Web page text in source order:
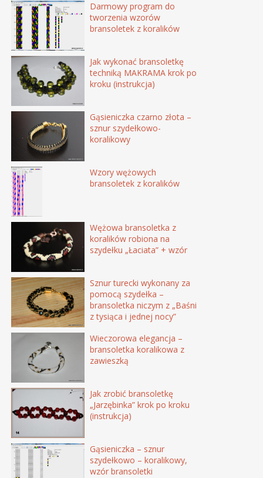
Darmowy program do
tworzenia wzorów
bransoletek z koralików
Jak wykonać bransoletkę
techniką MAKRAMA krok po
kroku (instrukcja)
Gąsieniczka czarno złota –
sznur szydełkowo-
koralikowy
Wzory wężowych
bransoletek z koralików
Wężowa bransoletka z
koralików robiona na
szydełku „Łaciata” + wzór
Sznur turecki wykonany za
pomocą szydełka –
bransoletka niczym z „Baśni
z tysiąca i jednej nocy”
Wieczorowa elegancja –
bransoletka koralikowa z
zawieszką
Jak zrobić bransoletkę
„Jarzębinka” krok po kroku
(instrukcja)
Gąsieniczka – sznur
szydełkowo – koralikowy,
wzór bransoletki